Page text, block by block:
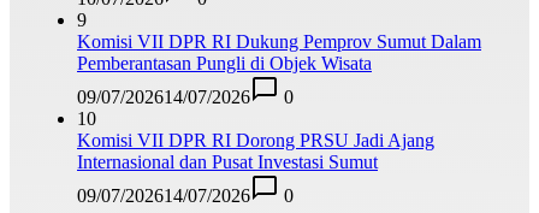
9
Komisi VII DPR RI Dukung Pemprov Sumut Dalam
Pemberantasan Pungli di Objek Wisata
09/07/202614/07/2026
0
10
Komisi VII DPR RI Dorong PRSU Jadi Ajang
Internasional dan Pusat Investasi Sumut
09/07/202614/07/2026 0